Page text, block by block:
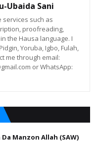
Ubaida Sani
services such as
proofreading,
the Hausa language. I
Yoruba, Igbo, Fulah,
me through email:
or WhatsApp:
Manzon Allah (SAW)